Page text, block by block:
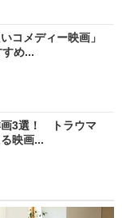
コメディー映画」
め...
画3選！ トラウマ
映画...